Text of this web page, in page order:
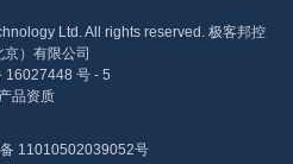
Ltd. All rights reserved. 极客邦控
京）有限公司
16027448 号 - 5
产品资质
11010502039052号